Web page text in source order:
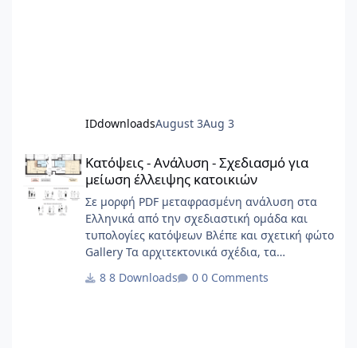
IDdownloadsAugust 3Aug 3
Κατόψεις - Ανάλυση - Σχεδιασμό για μείωση έλλειψης
Κατόψεις - Ανάλυση - Σχεδιασμό για
μείωση έλλειψης κατοικιών
Σε μορφή PDF μεταφρασμένη ανάλυση στα
Ελληνικά από την σχεδιαστική ομάδα και
τυπολογίες κατόψεων Βλέπε και σχετική φώτο
Gallery Τα αρχιτεκτονικά σχέδια, τα
ερευνητικό περιεχόμενο και οι αρχές
8 Downloads 0 Comments